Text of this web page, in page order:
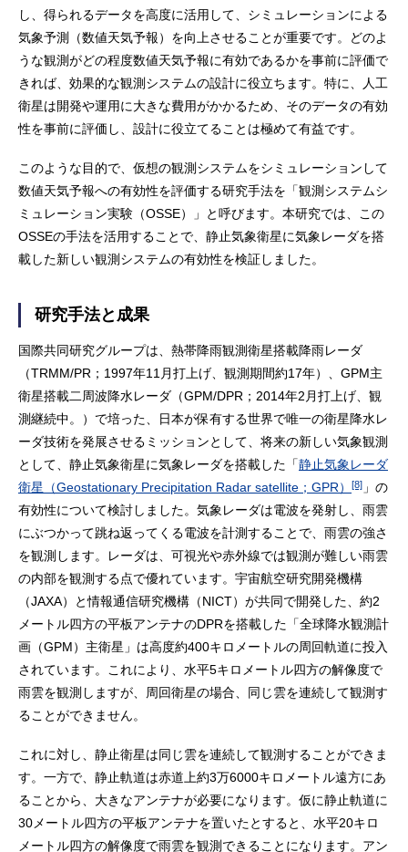
し、得られるデータを高度に活用して、シミュレーションによる
気象予測（数値天気予報）を向上させることが重要です。どのよ
うな観測がどの程度数値天気予報に有効であるかを事前に評価で
きれば、効果的な観測システムの設計に役立ちます。特に、人工
衛星は開発や運用に大きな費用がかかるため、そのデータの有効
性を事前に評価し、設計に役立てることは極めて有益です。
このような目的で、仮想の観測システムをシミュレーションして
数値天気予報への有効性を評価する研究手法を「観測システムシ
ミュレーション実験（OSSE）」と呼びます。本研究では、この
OSSEの手法を活用することで、静止気象衛星に気象レーダを搭
載した新しい観測システムの有効性を検証しました。
研究手法と成果
国際共同研究グループは、熱帯降雨観測衛星搭載降雨レーダ
（TRMM/PR；1997年11月打上げ、観測期間約17年）、GPM主
衛星搭載二周波降水レーダ（GPM/DPR；2014年2月打上げ、観
測継続中。）で培った、日本が保有する世界で唯一の衛星降水レ
ーダ技術を発展させるミッションとして、将来の新しい気象観測
として、静止気象衛星に気象レーダを搭載した「静止気象レーダ
衛星（Geostationary Precipitation Radar satellite；GPR）
[8] 」の
有効性について検討しました。気象レーダは電波を発射し、雨雲
にぶつかって跳ね返ってくる電波を計測することで、雨雲の強さ
を観測します。レーダは、可視光や赤外線では観測が難しい雨雲
の内部を観測する点で優れています。宇宙航空研究開発機構
（JAXA）と情報通信研究機構（NICT）が共同で開発した、約2
メートル四方の平板アンテナのDPRを搭載した「全球降水観測計
画（GPM）主衛星」は高度約400キロメートルの周回軌道に投入
されています。これにより、水平5キロメートル四方の解像度で
雨雲を観測しますが、周回衛星の場合、同じ雲を連続して観測す
ることができません。
これに対し、静止衛星は同じ雲を連続して観測することができま
す。一方で、静止軌道は赤道上約3万6000キロメートル遠方にあ
ることから、大きなアンテナが必要になります。仮に静止軌道に
30メートル四方の平板アンテナを置いたとすると、水平20キロ
メートル四方の解像度で雨雲を観測できることになります。アン